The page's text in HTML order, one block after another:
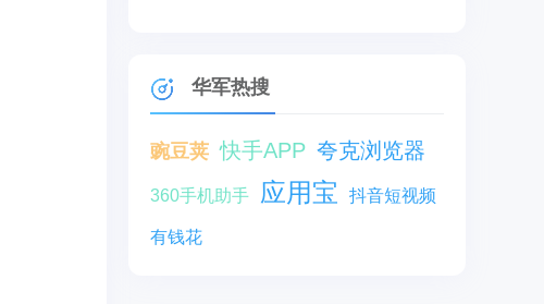
华军热搜
豌豆荚 快手APP 夸克浏览器
360手机助手 应用宝 抖音短视频
有钱花